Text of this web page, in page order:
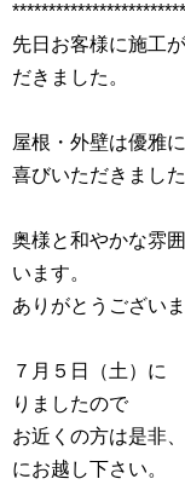
先日お客様に施工
だきました。
屋根・外壁は優雅
喜びいただきました
奥様と和やかな雰
います。
ありがとうございま
７月５日（土）に
りましたので
お近くの方は是非
にお越し下さい。